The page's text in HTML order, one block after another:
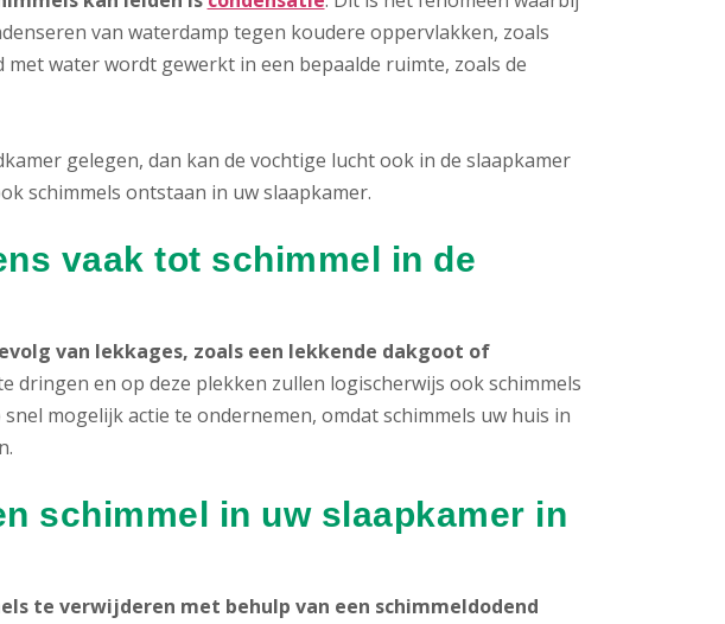
van waterdamp tegen koudere oppervlakken, zoals
water wordt gewerkt in een bepaalde ruimte, zoals de
gelegen, dan kan de vochtige lucht ook in de slaapkamer
schimmels ontstaan in uw slaapkamer.
vaak tot schimmel in de
van lekkages, zoals een lekkende dakgoot of
dringen en op deze plekken zullen logischerwijs ook schimmels
mogelijk actie te ondernemen, omdat schimmels uw huis in
schimmel in uw slaapkamer in
te verwijderen met behulp van een schimmeldodend